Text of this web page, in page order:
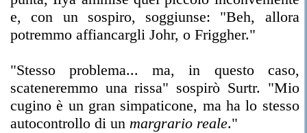
e, con un sospiro, soggiunse: "Beh, allora
potremmo affiancargli Johr, o Friggher."
"Stesso problema... ma, in questo caso,
scateneremmo una rissa" sospirò Surtr. "Mio
cugino è un gran simpaticone, ma ha lo stesso
autocontrollo di un margrario reale."